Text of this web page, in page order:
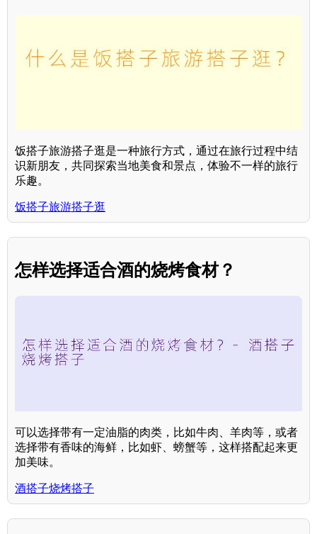
饭搭子旅游搭子逛是一种旅行方式，通过在旅行过程中结
识新朋友，共同探索当地美食和景点，体验不一样的旅行
乐趣。
饭搭子旅游搭子逛
怎样选择适合酒的烧烤食材？
可以选择带有一定油脂的肉类，比如牛肉、羊肉等，或者
选择带有香味的海鲜，比如虾、螃蟹等，这样搭配起来更
加美味。
酒搭子烧烤搭子